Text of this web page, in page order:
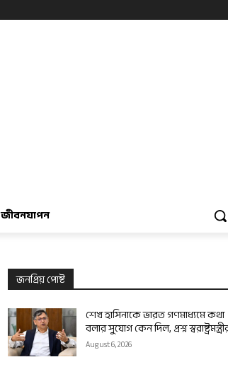
জীবনযাপন
জনপ্রিয় পোষ্ট
শেখ হাসিনাকে ভারত গণমাধ্যমে কথা
বলার সুযোগ কেন দিল, প্রশ্ন
August 6, 2026